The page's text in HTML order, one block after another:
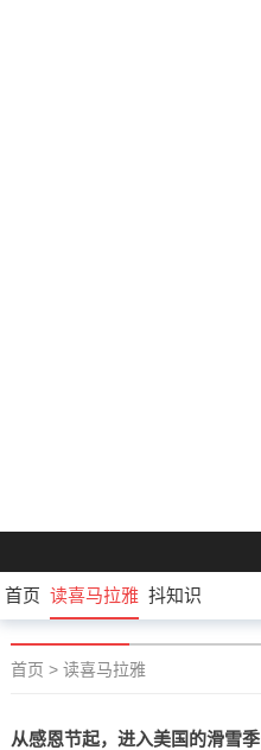
首页 读喜马拉雅 抖知识
首页 > 读喜马拉雅
从感恩节起，进入美国的滑雪季